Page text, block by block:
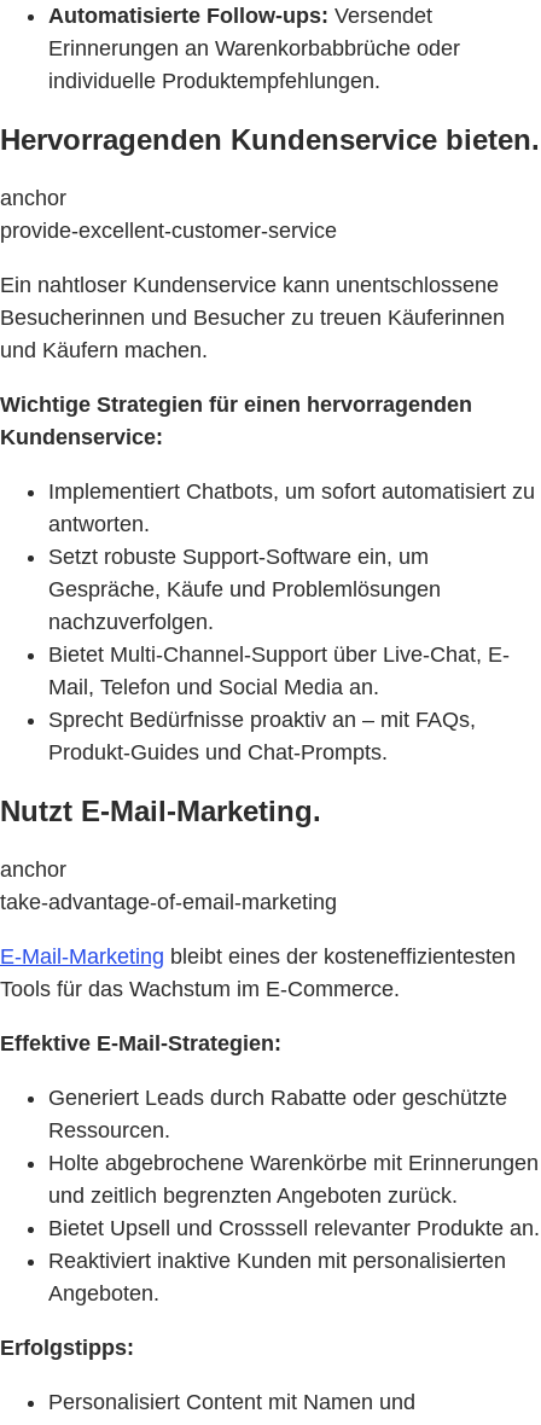
Automatisierte Follow-ups: Versendet
Erinnerungen an Warenkorbabbrüche oder
individuelle Produktempfehlungen.
Hervorragenden Kundenservice bieten.
anchor
provide-excellent-customer-service
Ein nahtloser Kundenservice kann unentschlossene
Besucherinnen und Besucher zu treuen Käuferinnen
und Käufern machen.
Wichtige Strategien für einen hervorragenden
Kundenservice:
Implementiert Chatbots, um sofort automatisiert zu
antworten.
Setzt robuste Support-Software ein, um
Gespräche, Käufe und Problemlösungen
nachzuverfolgen.
Bietet Multi-Channel-Support über Live-Chat, E-
Mail, Telefon und Social Media an.
Sprecht Bedürfnisse proaktiv an – mit FAQs,
Produkt-Guides und Chat-Prompts.
Nutzt E-Mail-Marketing.
anchor
take-advantage-of-email-marketing
E-Mail-Marketing bleibt eines der kosteneffizientesten
Tools für das Wachstum im E-Commerce.
Effektive E-Mail-Strategien:
Generiert Leads durch Rabatte oder geschützte
Ressourcen.
Holte abgebrochene Warenkörbe mit Erinnerungen
und zeitlich begrenzten Angeboten zurück.
Bietet Upsell und Crosssell relevanter Produkte an.
Reaktiviert inaktive Kunden mit personalisierten
Angeboten.
Erfolgstipps:
Personalisiert Content mit Namen und